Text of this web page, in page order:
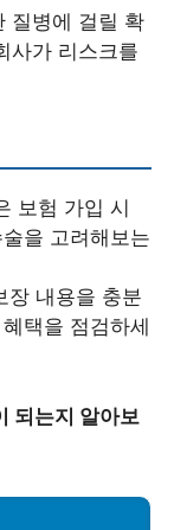
질병에 걸릴 확
사가 리스크를
보험 가입 시
을 고려해보는
장 내용을 충분
택을 점검하세
되는지 알아보